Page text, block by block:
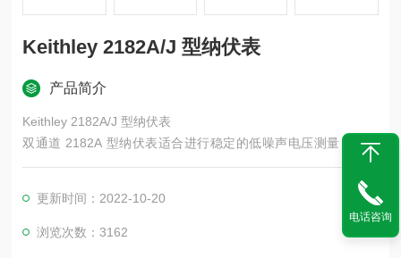
Keithley 2182A/J 型纳伏表
产品简介
Keithley 2182A/J 型纳伏表
双通道 2182A 型纳伏表适合进行稳定的低噪声电压测量，以及
适合可靠且重复地检定低阻材料和器件。 相比其他低电压测量解
决方案，其测量速度更快，噪声性能显著提高。 它提供简化的增
量模式，适用于结合反向电流源（如 6220 或 6221 型号）进行
电阻测量。
更新时间：2022-10-20
浏览次数：3162
电话咨询